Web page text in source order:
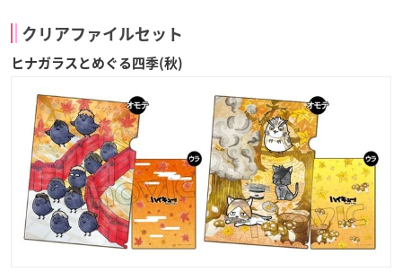
クリアファイルセット
ヒナガラスとめぐる四季(秋)